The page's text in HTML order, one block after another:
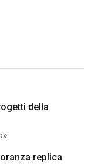
della
replica